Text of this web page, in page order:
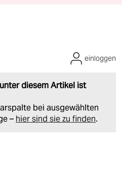
diesem Artikel ist
bei ausgewählten
– hier sind sie zu finden.
einloggen